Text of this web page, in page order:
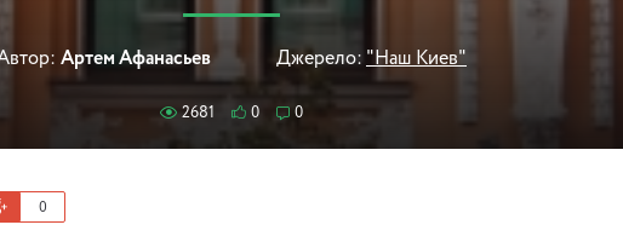
Артем Афанасьев Джерело: "Наш Киев"
2681 0 0
0